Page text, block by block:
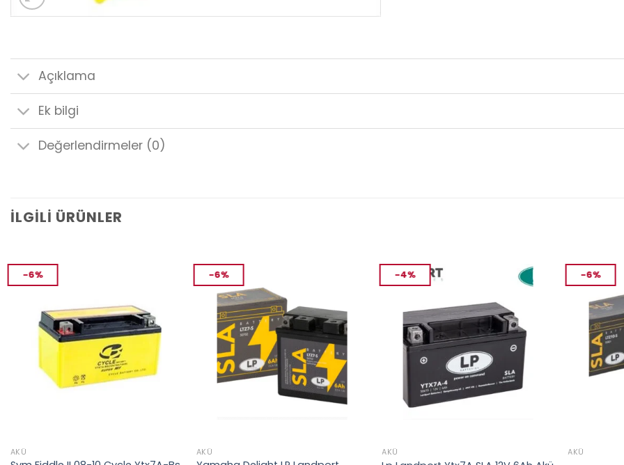
Açıklama
Ek bilgi
Değerlendirmeler (0)
İLGILI ÜRÜNLER
-6%
AKÜ
-6%
AKÜ
-4%
AKÜ
-6%
AKÜ